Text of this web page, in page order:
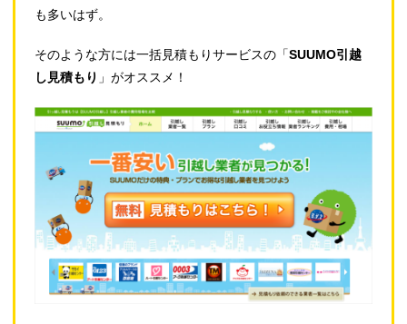
も多いはず。
そのような方には一括見積もりサービスの「SUUMO引越
し見積もり 」がオススメ！